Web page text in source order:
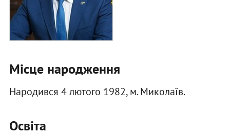
Місце народження
Народився 4 лютого 1982, м. Миколаїв.
Освіта